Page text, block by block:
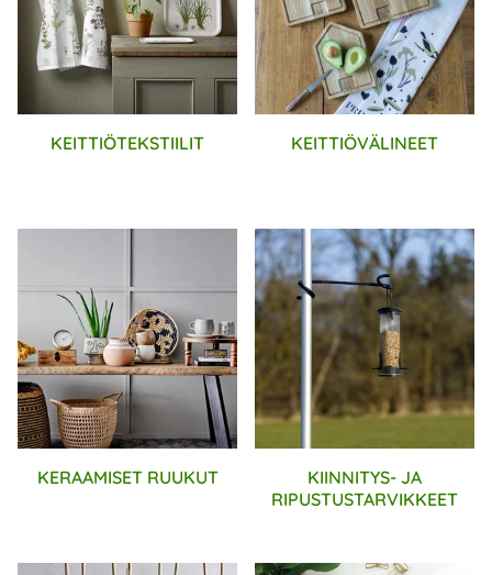
KEITTIÖTEKSTIILIT KEITTIÖVÄLINEET
KERAAMISET RUUKUT
KIINNITYS- JA
RIPUSTUSTARVIKKEET